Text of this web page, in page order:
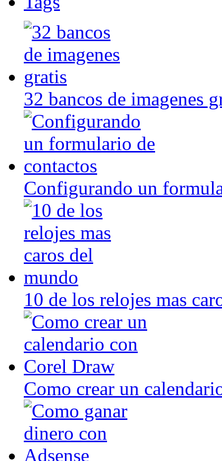
32 bancos de imagenes
Configurando un
10 de los relojes mas
Como crear un